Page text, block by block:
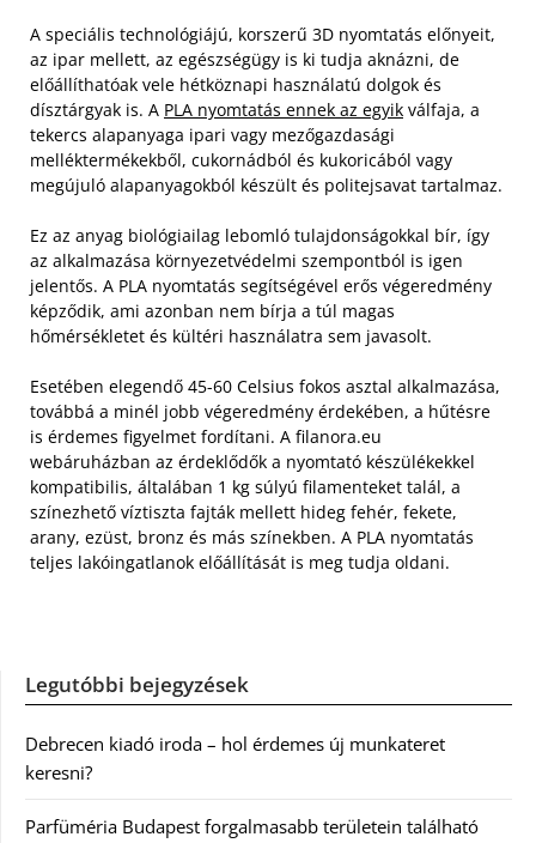
A speciális technológiájú, korszerű 3D nyomtatás előnyeit,
az ipar mellett, az egészségügy is ki tudja aknázni, de
előállíthatóak vele hétköznapi használatú dolgok és
dísztárgyak is. A PLA nyomtatás ennek az egyik válfaja, a
tekercs alapanyaga ipari vagy mezőgazdasági
melléktermékekből, cukornádból és kukoricából vagy
megújuló alapanyagokból készült és politejsavat tartalmaz.
Ez az anyag biológiailag lebomló tulajdonságokkal bír, így
az alkalmazása környezetvédelmi szempontból is igen
jelentős. A PLA nyomtatás segítségével erős végeredmény
képződik, ami azonban nem bírja a túl magas
hőmérsékletet és kültéri használatra sem javasolt.
Esetében elegendő 45-60 Celsius fokos asztal alkalmazása,
továbbá a minél jobb végeredmény érdekében, a hűtésre
is érdemes figyelmet fordítani. A filanora.eu
webáruházban az érdeklődők a nyomtató készülékekkel
kompatibilis, általában 1 kg súlyú filamenteket talál, a
színezhető víztiszta fajták mellett hideg fehér, fekete,
arany, ezüst, bronz és más színekben. A PLA nyomtatás
teljes lakóingatlanok előállítását is meg tudja oldani.
Legutóbbi bejegyzések
Debrecen kiadó iroda – hol érdemes új munkateret
keresni?
Parfüméria Budapest forgalmasabb területein található